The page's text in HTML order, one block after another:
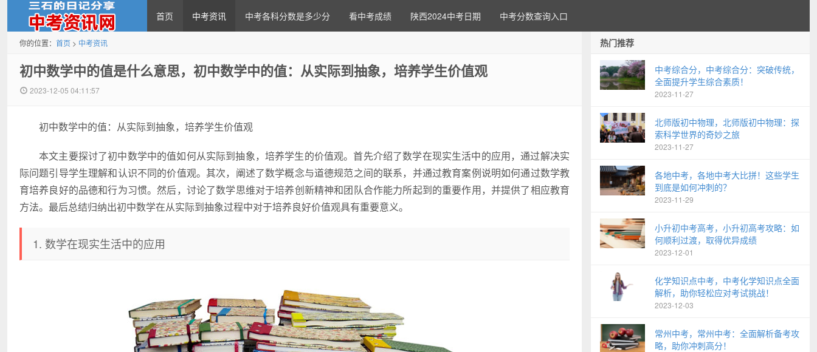
中考资讯网
首页 中考资讯 中考各科分数是多少分 看中考成绩 陕西2024中考日期 中考分数查询入口
你的位置： 首页 > 中考资讯
初中数学中的值是什么意思，初中数学中的值：从实际到抽象，培养学生价值观
2023-12-05 04:11:57
初中数学中的值：从实际到抽象，培养学生价值观
本文主要探讨了初中数学中的值如何从实际到抽象，培养学生的价值观。首先介绍了数学在现实生活中的应用，通过解决实
际问题引导学生理解和认识不同的价值观。其次，阐述了数学概念与道德规范之间的联系，并通过教育案例说明如何通过数学教
育培养良好的品德和行为习惯。然后，讨论了数学思维对于培养创新精神和团队合作能力所起到的重要作用，并提供了相应教育
方法。最后总结归纳出初中数学在从实际到抽象过程中对于培养良好价值观具有重要意义。
1. 数学在现实生活中的应用
热门推荐
中考综合分，中考综合分：突破传统，
全面提升学生综合素质！
2023-11-27
北师版初中物理，北师版初中物理：探
索科学世界的奇妙之旅
2023-11-27
各地中考，各地中考大比拼！这些学生
到底是如何冲刺的？
2023-11-29
小升初中考高考，小升初高考攻略：如
何顺利过渡，取得优异成绩
2023-12-01
化学知识点中考，中考化学知识点全面
解析，助你轻松应对考试挑战！
2023-12-03
常州中考，常州中考：全面解析备考攻
略，助你冲刺高分！